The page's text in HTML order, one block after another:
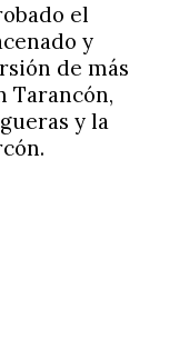
el
y
de más
Tarancón,
y la